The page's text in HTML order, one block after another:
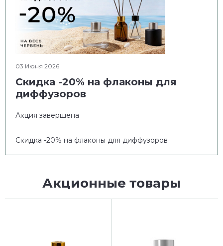
03 Июня 2026
Скидка -20% на флаконы для
диффузоров
Акция завершена
Скидка -20% на флаконы для диффузоров
Акционные товары